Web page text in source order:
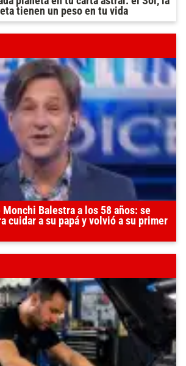
tienen un peso en tu vida
Monchi Balestra a los 58 años: se
cuidar a su papá y volvió a su primer